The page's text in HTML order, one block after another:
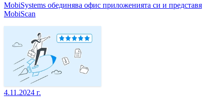
MobiSystems обединява офис приложенията си и представя
MobiScan
4.11.2024 г.